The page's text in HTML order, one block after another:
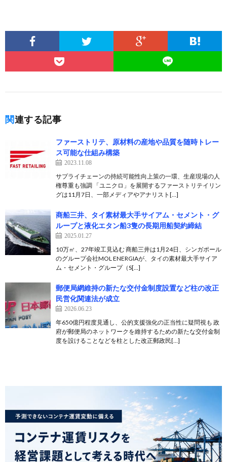
関連する記事
ファーストリテ、原材料の産地や品質を随時トレー
ス可能な仕組み構築
2023.11.08
サプライチェーンの持続可能性向上策の一環、生産現場の人
権尊重も強調 「ユニクロ」を展開するファーストリテイリン
グは11月7日、一部メディアやアナリスト[…]
商船三井、タイ素材最大手サイアム・セメント・グ
ループと液化エタン船3隻の長期用船契約締結
2025.01.27
10万㎥、27年竣工見込む 商船三井は1月24日、シンガポール
のグループ会社MOL ENERGIAが、タイの素材最大手サイア
ム・セメント・グループ（S[…]
郵便局網維持の新たな交付金制度設置など柱の改正
民営化関連法が成立
2026.06.23
年650億円程度見通し、公的支援強化の正当性に疑問視も 政
府が郵便局のネットワークを維持するための新たな交付金制
度を設けることなどを柱とした改正郵政民[…]